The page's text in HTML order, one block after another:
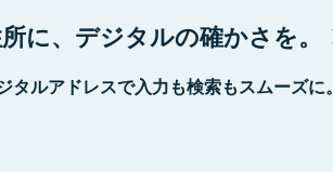
に、デジタルの確かさを。
タルアドレスで入力も検索もスムーズに。